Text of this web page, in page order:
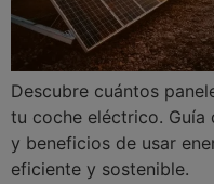
Descubre cuántos
tu coche eléctrico.
y beneficios de usar
eficiente y sostenible.